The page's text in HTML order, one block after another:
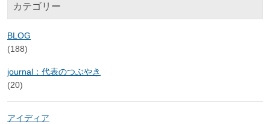
カテゴリー
BLOG
(188)
journal：代表のつぶやき
(20)
アイディア